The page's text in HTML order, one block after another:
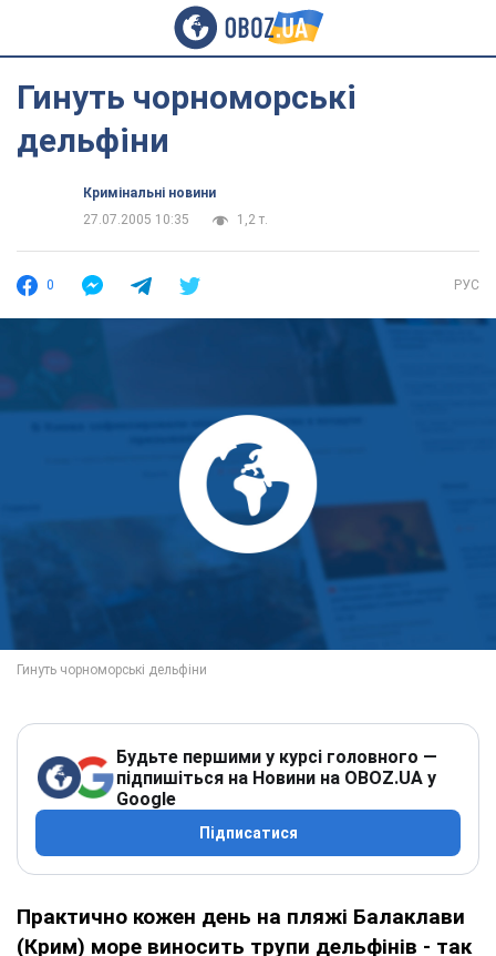
Гинуть чорноморські
дельфіни
Кримінальні новини
27.07.2005 10:35
1,2 т.
0 РУС
Будьте першими у курсі головного —
підпишіться на Новини на OBOZ.UA у
Google
Підписатися
Практично кожен день на пляжі Балаклави
(Крим) море виносить трупи дельфінів - так